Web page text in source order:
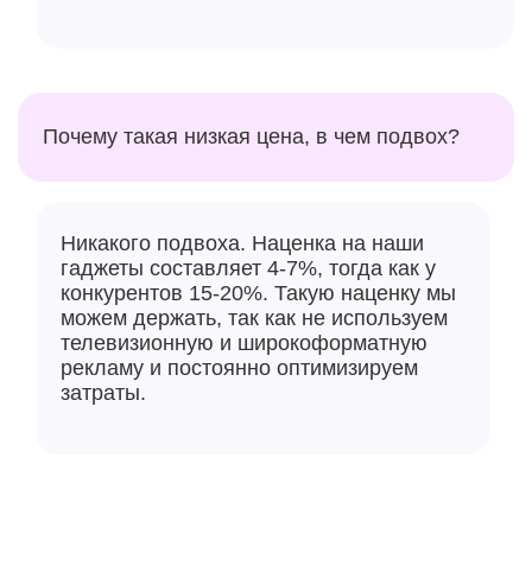
Почему такая низкая цена, в чем подвох?
Никакого подвоха. Наценка на наши
гаджеты составляет 4-7%, тогда как у
конкурентов 15-20%. Такую наценку мы
можем держать, так как не используем
телевизионную и широкоформатную
рекламу и постоянно оптимизируем
затраты.